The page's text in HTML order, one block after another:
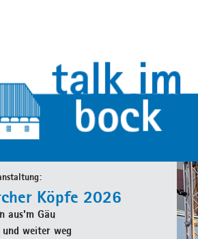
Köpfe 2026
aus'm Gäu
weiter weg